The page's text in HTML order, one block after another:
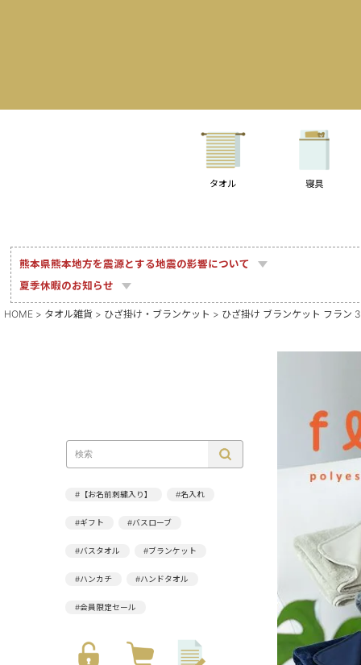
タオル 寝具
熊本県熊本地方を震源とする地震の影響について
夏季休暇のお知らせ
HOME タオル雑貨 ひざ掛け・ブランケット ひざ掛け ブランケット フラン
#【お名前刺繍入り】 #名入れ
#ギフト #バスローブ
#バスタオル #ブランケット
#ハンカチ #ハンドタオル
#会員限定セール